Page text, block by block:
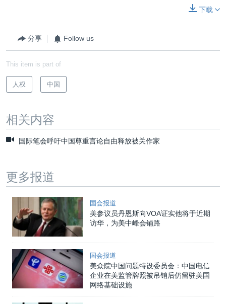
下载
分享 Follow us
This item is part of
人权 中国
相关内容
国际笔会呼吁中国尊重言论自由释放被关作家
更多报道
国会报道
美参议员丹恩斯向VOA证实他将于近期
访华，为美中峰会铺路
国会报道
美众院中国问题特设委员会：中国电信
企业在美监管牌照被吊销后仍留驻美国
网络基础设施